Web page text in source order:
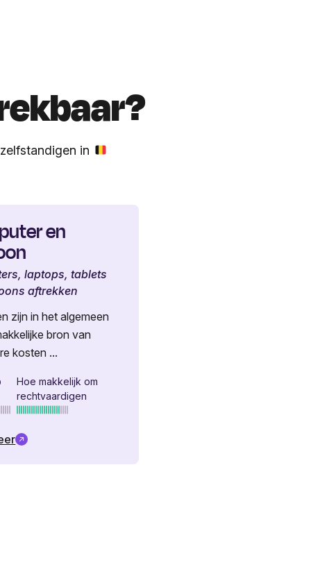
in
en
laptops, tablets
aftrekken
zijn in het algemeen
bron van
kosten ...
Hoe makkelijk om
rechtvaardigen